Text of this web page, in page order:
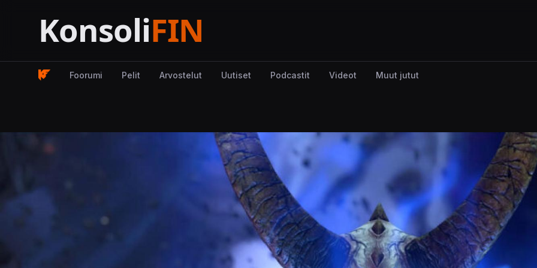
Foorumi Pelit Arvostelut Uutiset Podcastit Videot Muut jutut